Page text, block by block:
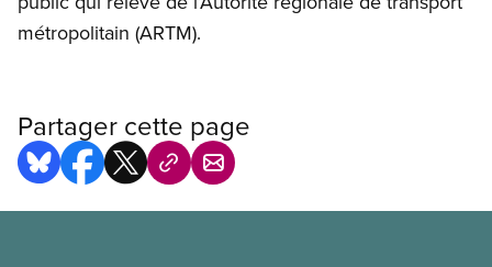
métropolitain (ARTM).
Partager cette page